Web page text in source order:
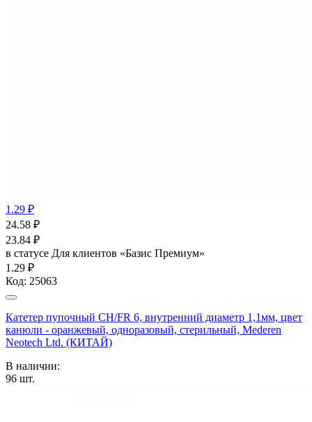
1.29 ₽
24.58 ₽
23.84 ₽
в статусе Для клиентов «Базис Премиум»
1.29 ₽
Код: 25063
Катетер пупочный СН/FR 6, внутренний диаметр 1,1мм, цвет
канюли - оранжевый, одноразовый, стерильный, Mederen
Neotech Ltd. (КИТАЙ)
В наличии:
96 шт.